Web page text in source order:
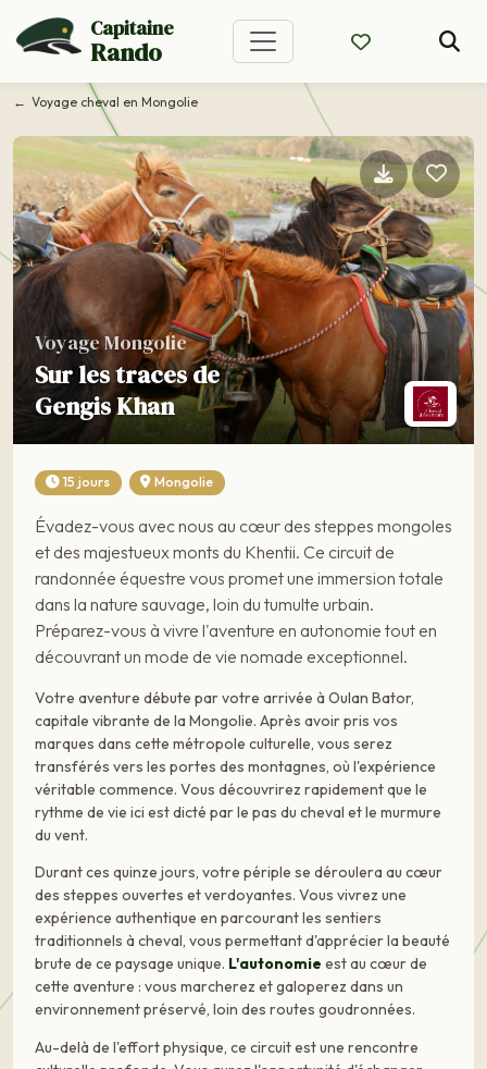
Capitaine
Rando
Voyage cheval en Mongolie
Voyage Mongolie
Sur les traces de
Gengis Khan
15 jours Mongolie
Évadez-vous avec nous au cœur des steppes mongoles
et des majestueux monts du Khentii. Ce circuit de
randonnée équestre vous promet une immersion totale
dans la nature sauvage, loin du tumulte urbain.
Préparez-vous à vivre l'aventure en autonomie tout en
découvrant un mode de vie nomade exceptionnel.
Votre aventure débute par votre arrivée à Oulan Bator,
capitale vibrante de la Mongolie. Après avoir pris vos
marques dans cette métropole culturelle, vous serez
transférés vers les portes des montagnes, où l'expérience
véritable commence. Vous découvrirez rapidement que le
rythme de vie ici est dicté par le pas du cheval et le murmure
du vent.
Durant ces quinze jours, votre périple se déroulera au cœur
des steppes ouvertes et verdoyantes. Vous vivrez une
expérience authentique en parcourant les sentiers
traditionnels à cheval, vous permettant d'apprécier la beauté
brute de ce paysage unique. L'autonomie est au cœur de
cette aventure : vous marcherez et galoperez dans un
environnement préservé, loin des routes goudronnées.
Au-delà de l'effort physique, ce circuit est une rencontre